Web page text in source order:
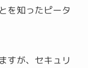
を知ったピータ
すが、セキュリ